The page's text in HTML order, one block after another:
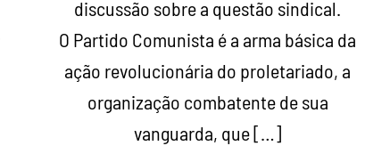
discussão sobre a questão sindical.
O Partido Comunista é a arma básica da
ação revolucionária do proletariado, a
organização combatente de sua
vanguarda, que […]